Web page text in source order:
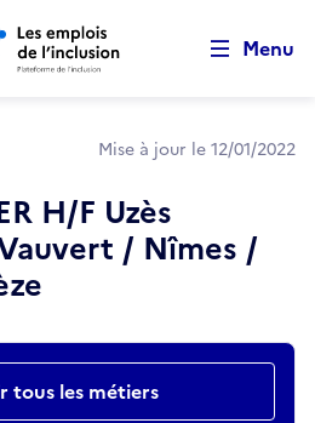
au contenu principal
Menu
Mise à jour le 12/01/2022
H/F Uzès
/ Nîmes /
tous les métiers